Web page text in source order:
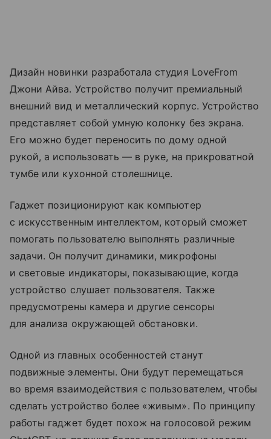
Дизайн новинки разработала студия LoveFrom
Джони Айва. Устройство получит премиальный
внешний вид и металлический корпус. Устройство
представляет собой умную колонку без экрана.
Его можно будет переносить по дому одной
рукой, а использовать — в руке, на прикроватной
тумбе или кухонной столешнице.
Гаджет позиционируют как компьютер
с искусственным интеллектом, который сможет
помогать пользователю выполнять различные
задачи. Он получит динамики, микрофоны
и световые индикаторы, показывающие, когда
устройство слушает пользователя. Также
предусмотрены камера и другие сенсоры
для анализа окружающей обстановки.
Одной из главных особенностей станут
подвижные элементы. Они будут перемещаться
во время взаимодействия с пользователем, чтобы
сделать устройство более «живым». По принципу
работы гаджет будет похож на голосовой режим